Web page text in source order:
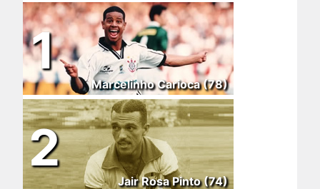
1
Marcelinho Carioca (78)
2
Jair Rosa Pinto (74)